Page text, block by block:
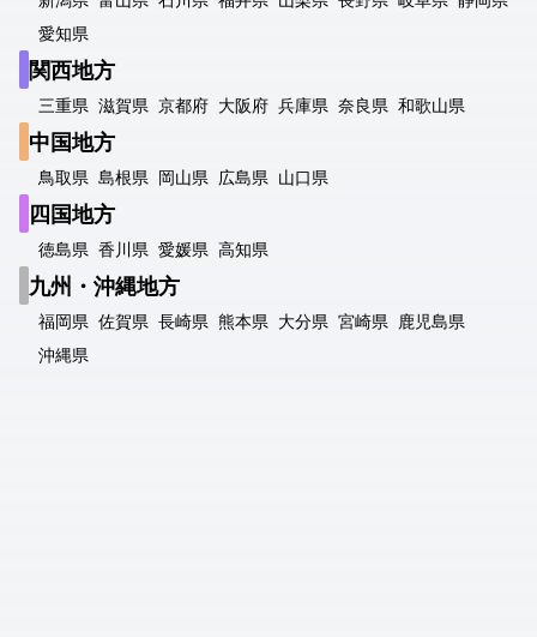
愛知県
関西地方
三重県 滋賀県 京都府 大阪府 兵庫県 奈良県 和歌山県
中国地方
鳥取県 島根県 岡山県 広島県 山口県
四国地方
徳島県 香川県 愛媛県 高知県
九州・沖縄地方
福岡県 佐賀県 長崎県 熊本県 大分県 宮崎県 鹿児島県
沖縄県